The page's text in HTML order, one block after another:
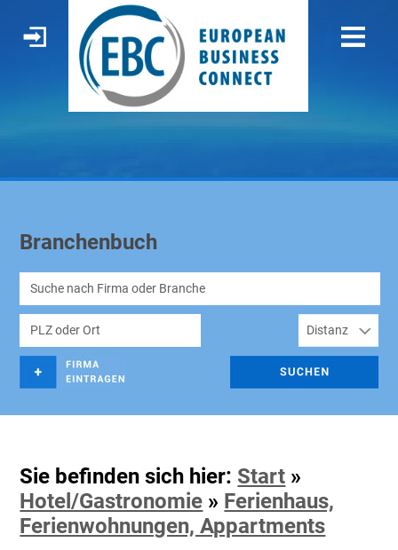
Branchenbuch
Sie befinden sich hier: Start »
Hotel/Gastronomie » Ferienhaus,
Ferienwohnungen, Appartments